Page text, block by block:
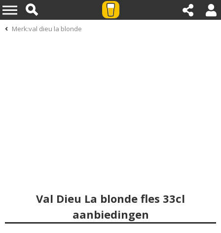
Merk:val dieu la blonde
Val Dieu La blonde fles 33cl
aanbiedingen